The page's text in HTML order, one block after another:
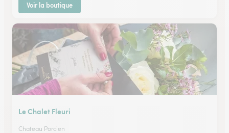
Voir la boutique
Le Chalet Fleuri
Chateau Porcien